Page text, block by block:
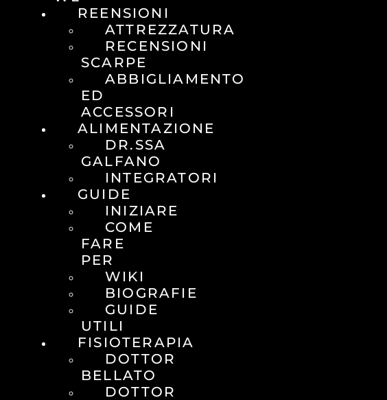
REENSIONI
ATTREZZATURA
RECENSIONI
SCARPE
ABBIGLIAMENTO
ED
ACCESSORI
ALIMENTAZIONE
DR.SSA
GALFANO
INTEGRATORI
GUIDE
INIZIARE
COME
FARE
PER
WIKI
BIOGRAFIE
GUIDE
UTILI
FISIOTERAPIA
DOTTOR
BELLATO
DOTTOR